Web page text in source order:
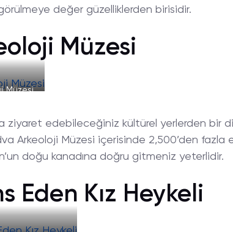
değer güzelliklerden birisidir.
Müzesi
Müzesi
ziyaret edebileceğiniz kültürel yerlerden bir
Arkeoloji Müzesi içerisinde 2,500’den fazla
doğu kanadına doğru gitmeniz yeterlidir.
Eden Kız Heykeli